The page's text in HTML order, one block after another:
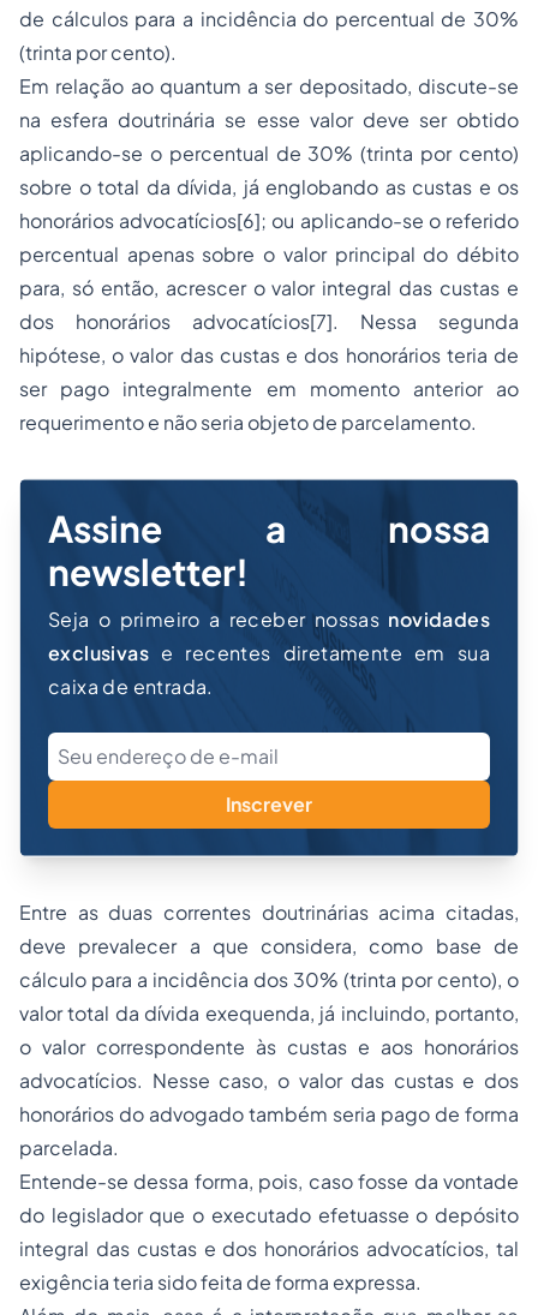
de cálculos para a incidência do percentual de 30%
(trinta por cento).
Em relação ao quantum a ser depositado, discute-se
na esfera doutrinária se esse valor deve ser obtido
aplicando-se o percentual de 30% (trinta por cento)
sobre o total da dívida, já englobando as custas e os
honorários advocatícios[6]; ou aplicando-se o referido
percentual apenas sobre o valor principal do débito
para, só então, acrescer o valor integral das custas e
dos honorários advocatícios[7]. Nessa segunda
hipótese, o valor das custas e dos honorários teria de
ser pago integralmente em momento anterior ao
requerimento e não seria objeto de parcelamento.
Assine a nossa
newsletter!
Seja o primeiro a receber nossas novidades
exclusivas e recentes diretamente em sua
caixa de entrada.
Inscrever
Entre as duas correntes doutrinárias acima citadas,
deve prevalecer a que considera, como base de
cálculo para a incidência dos 30% (trinta por cento), o
valor total da dívida exequenda, já incluindo, portanto,
o valor correspondente às custas e aos honorários
advocatícios. Nesse caso, o valor das custas e dos
honorários do advogado também seria pago de forma
parcelada.
Entende-se dessa forma, pois, caso fosse da vontade
do legislador que o executado efetuasse o depósito
integral das custas e dos honorários advocatícios, tal
exigência teria sido feita de forma expressa.